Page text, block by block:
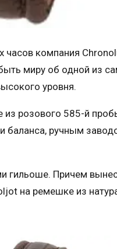
часов компания
миру об одной из
уровня.
из розового 585-й
баланса, ручным
гильоше. Причем
на ремешке из